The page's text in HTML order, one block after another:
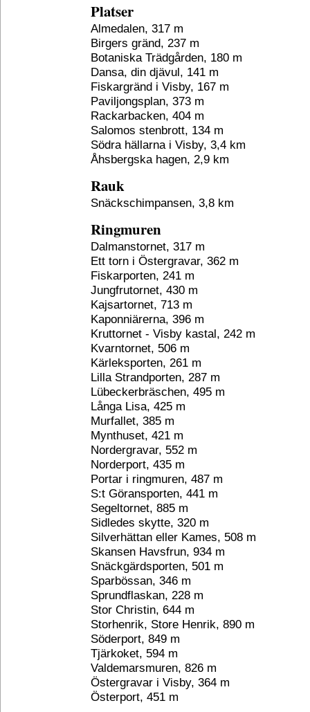
Platser
Almedalen, 317 m
Birgers gränd, 237 m
Botaniska Trädgården, 180 m
Dansa, din djävul, 141 m
Fiskargränd i Visby, 167 m
Paviljongsplan, 373 m
Rackarbacken, 404 m
Salomos stenbrott, 134 m
Södra hällarna i Visby, 3,4 km
Åhsbergska hagen, 2,9 km
Rauk
Snäckschimpansen, 3,8 km
Ringmuren
Dalmanstornet, 317 m
Ett torn i Östergravar, 362 m
Fiskarporten, 241 m
Jungfrutornet, 430 m
Kajsartornet, 713 m
Kaponniärerna, 396 m
Kruttornet - Visby kastal, 242 m
Kvarntornet, 506 m
Kärleksporten, 261 m
Lilla Strandporten, 287 m
Lübeckerbräschen, 495 m
Långa Lisa, 425 m
Murfallet, 385 m
Mynthuset, 421 m
Nordergravar, 552 m
Norderport, 435 m
Portar i ringmuren, 487 m
S:t Göransporten, 441 m
Segeltornet, 885 m
Sidledes skytte, 320 m
Silverhättan eller Kames, 508 m
Skansen Havsfrun, 934 m
Snäckgärdsporten, 501 m
Sparbössan, 346 m
Sprundflaskan, 228 m
Stor Christin, 644 m
Storhenrik, Store Henrik, 890 m
Söderport, 849 m
Tjärkoket, 594 m
Valdemarsmuren, 826 m
Östergravar i Visby, 364 m
Österport, 451 m